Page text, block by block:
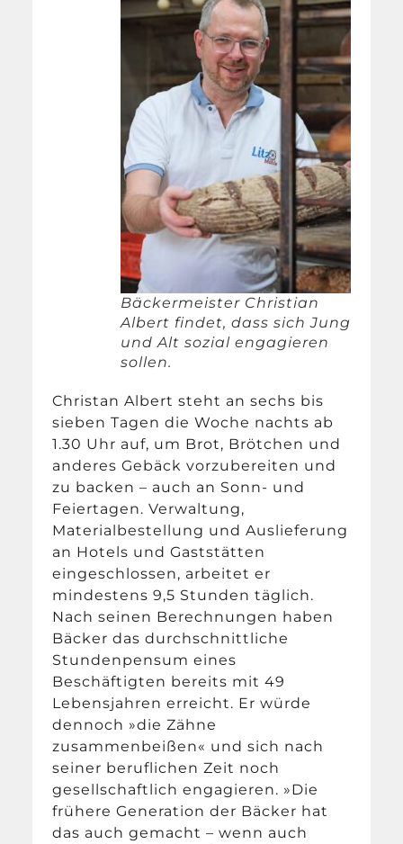
Bäckermeister Christian
Albert findet, dass sich Jung
und Alt sozial engagieren
sollen.
Christan Albert steht an sechs bis
sieben Tagen die Woche nachts ab
1.30 Uhr auf, um Brot, Brötchen und
anderes Gebäck vorzubereiten und
zu backen – auch an Sonn- und
Feiertagen. Verwaltung,
Materialbestellung und Auslieferung
an Hotels und Gaststätten
eingeschlossen, arbeitet er
mindestens 9,5 Stunden täglich.
Nach seinen Berechnungen haben
Bäcker das durchschnittliche
Stundenpensum eines
Beschäftigten bereits mit 49
Lebensjahren erreicht. Er würde
dennoch »die Zähne
zusammenbeißen« und sich nach
seiner beruflichen Zeit noch
gesellschaftlich engagieren. »Die
frühere Generation der Bäcker hat
das auch gemacht – wenn auch